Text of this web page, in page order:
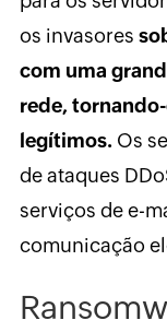
os invasores
com uma
rede,
legítimos. Os
de ataques
serviços de e-
comunicação